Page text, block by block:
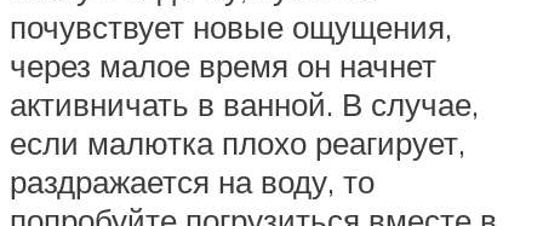
почувствует новые ощущения,
через малое время он начнет
активничать в ванной. В случае,
если малютка плохо реагирует,
раздражается на воду, то